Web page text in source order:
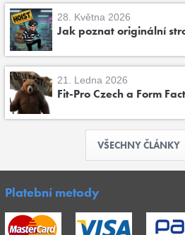
28. Května 2026
Jak poznat originální
21. Ledna 2026
Fit-Pro Czech a Form
VŠECHNY ČLÁNKY
Platební metody